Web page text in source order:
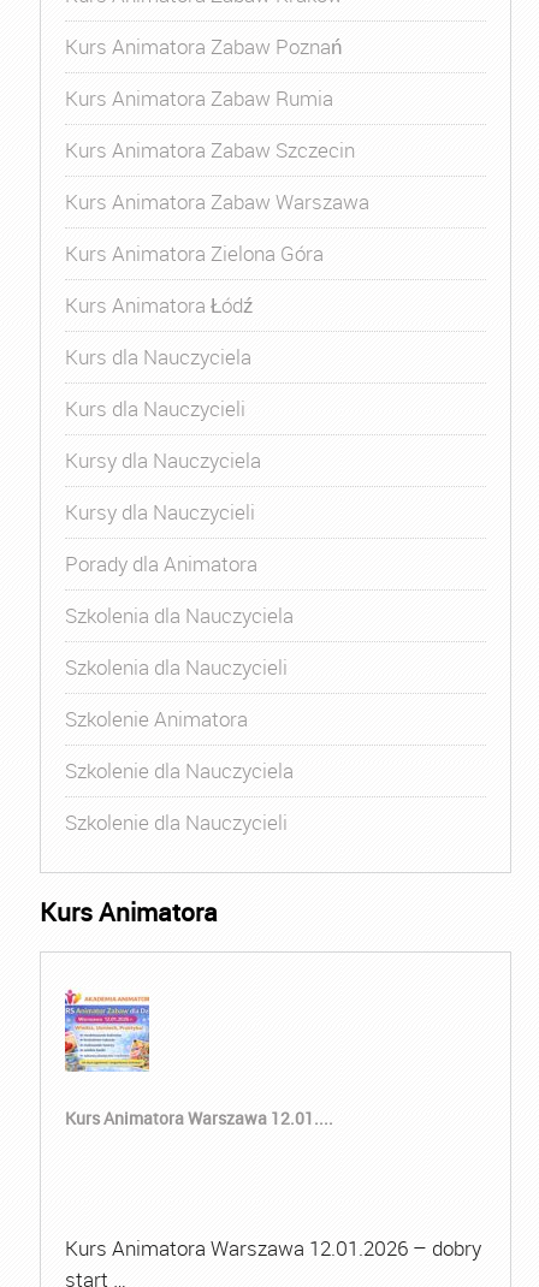
Kurs Animatora Zabaw Poznań
Kurs Animatora Zabaw Rumia
Kurs Animatora Zabaw Szczecin
Kurs Animatora Zabaw Warszawa
Kurs Animatora Zielona Góra
Kurs Animatora Łódź
Kurs dla Nauczyciela
Kurs dla Nauczycieli
Kursy dla Nauczyciela
Kursy dla Nauczycieli
Porady dla Animatora
Szkolenia dla Nauczyciela
Szkolenia dla Nauczycieli
Szkolenie Animatora
Szkolenie dla Nauczyciela
Szkolenie dla Nauczycieli
Kurs Animatora
Kurs Animatora Warszawa 12.01....
Kurs Animatora Warszawa 12.01.2026 – dobry
start …